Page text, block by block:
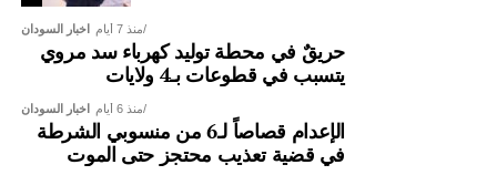
اخبار السودان منذ 7 أيام
حريقٌ في محطة توليد كهرباء سد مروي
يتسبب في قطوعات بـ4 ولايات
اخبار السودان منذ 6 أيام
الإعدام قصاصاً لـ6 من منسوبي الشرطة
في قضية تعذيب محتجز حتى الموت